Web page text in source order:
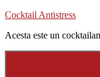
Skip
content
Cocktail Antistress
Acesta este un